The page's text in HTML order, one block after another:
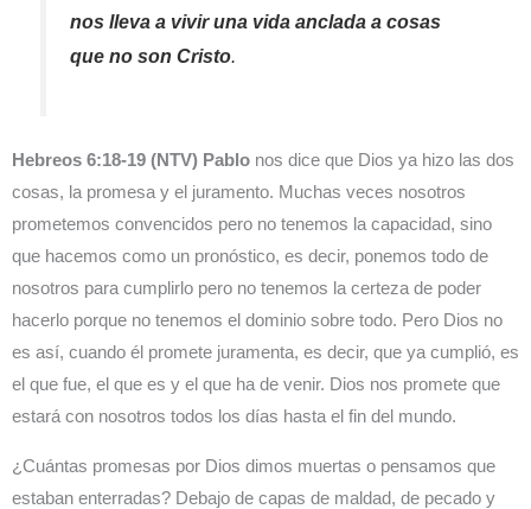
nos lleva a vivir una vida anclada a cosas
que no son Cristo.
Hebreos 6:18-19 (NTV) Pablo nos dice que Dios ya hizo las dos
cosas, la promesa y el juramento. Muchas veces nosotros
prometemos convencidos pero no tenemos la capacidad, sino
que hacemos como un pronóstico, es decir, ponemos todo de
nosotros para cumplirlo pero no tenemos la certeza de poder
hacerlo porque no tenemos el dominio sobre todo. Pero Dios no
es así, cuando él promete juramenta, es decir, que ya cumplió, es
el que fue, el que es y el que ha de venir. Dios nos promete que
estará con nosotros todos los días hasta el fin del mundo.
¿Cuántas promesas por Dios dimos muertas o pensamos que
estaban enterradas? Debajo de capas de maldad, de pecado y